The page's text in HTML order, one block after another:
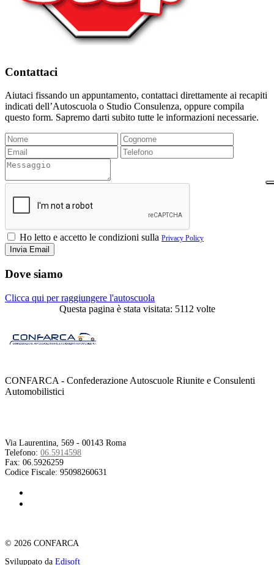
Contattaci
Aiutaci fissando un appuntamento, contattaci direttamente ai recapiti
indicati dell’Autoscuola o Studio Consulenza, oppure compila
questo form. Sapremo darti subito tutte le informazioni necessarie.
Ho letto e accetto le condizioni sulla Privacy Policy
Dove siamo
Clicca qui per raggiungere l'autoscuola
Questa pagina è stata visitata: 5112 volte
CONFARCA - Confederazione Autoscuole Riunite e Consulenti
Automobilistici
Via Laurentina, 569 - 00143 Roma
Telefono: 06.5914598
Fax: 06.5926259
Codice Fiscale: 95098260631
© 2026 CONFARCA
Sviluppato da Edisoft